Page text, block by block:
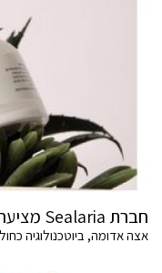
חברת Sealaria מציעה אלטרנטיבה מדעית לשוק הטיפוח
אצה אדומה, ביוטכנולוגיה